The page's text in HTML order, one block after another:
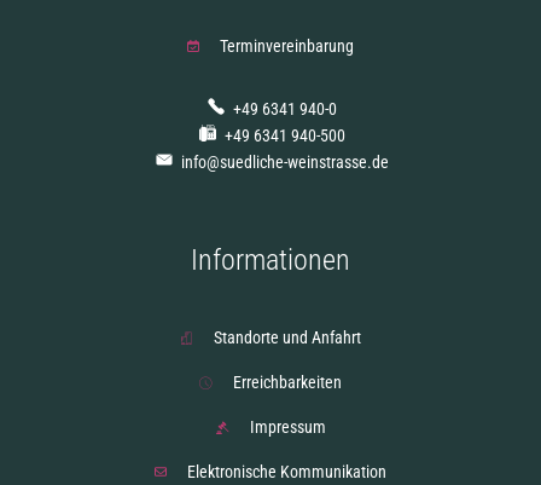
Terminvereinbarung
+49 6341 940-0
+49 6341 940-500
info@suedliche-weinstrasse.de
Informationen
Standorte und Anfahrt
Erreichbarkeiten
Impressum
Elektronische Kommunikation